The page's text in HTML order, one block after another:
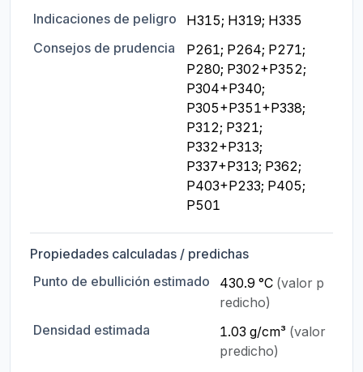
Indicaciones de peligro
H315; H319; H335
Consejos de prudencia
P261; P264; P271;
P280; P302+P352;
P304+P340;
P305+P351+P338;
P312; P321;
P332+P313;
P337+P313; P362;
P403+P233; P405;
P501
Propiedades calculadas / predichas
Punto de ebullición estimado
430.9 °C (valor p
redicho)
Densidad estimada
1.03 g/cm³ (valor
predicho)